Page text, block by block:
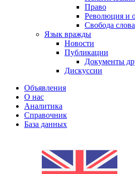
Право
Революция и
Свобода слова
Язык вражды
Новости
Публикации
Документы
Дискуссии
Объявления
О нас
Аналитика
Справочник
База данных